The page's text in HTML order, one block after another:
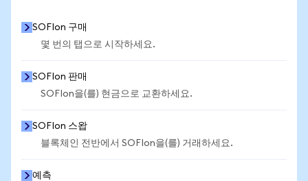
SOFIon 구매
몇 번의 탭으로 시작하세요.
SOFIon 판매
SOFIon을(를) 현금으로 교환하세요.
SOFIon 스왑
블록체인 전반에서 SOFIon을(를) 거래하세요.
예측